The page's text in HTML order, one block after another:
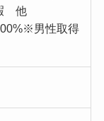
他
男性取得